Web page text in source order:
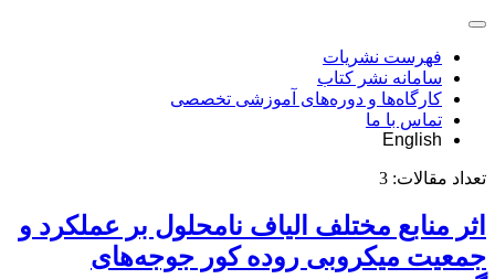
فهرست نشریات
سامانه نشر کتاب
کارگاه‌ها و دوره‌های آموزشی تخصصی
تماس با ما
English
تعداد مقالات: 3
اثر منابع مختلف الیاف نامحلول بر عملکرد و
جمعیت میکروبی روده کور جوجه‌های